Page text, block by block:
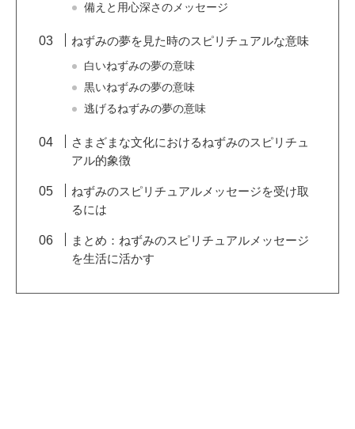
備えと用心深さのメッセージ
ねずみの夢を見た時のスピリチュアルな意味
白いねずみの夢の意味
黒いねずみの夢の意味
逃げるねずみの夢の意味
さまざまな文化におけるねずみのスピリチュ
アル的象徴
ねずみのスピリチュアルメッセージを受け取
るには
まとめ：ねずみのスピリチュアルメッセージ
を生活に活かす